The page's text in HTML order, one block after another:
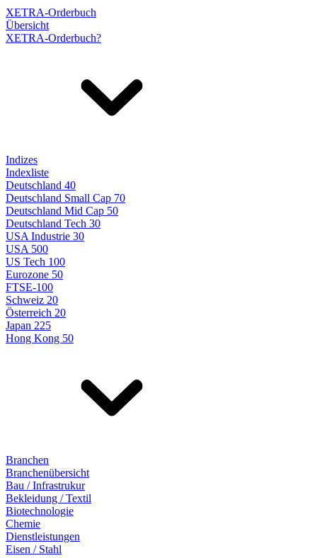
XETRA-Orderbuch
Übersicht
XETRA-Orderbuch?
Indizes
Indexliste
Deutschland 40
Deutschland Small Cap 70
Deutschland Mid Cap 50
Deutschland Tech 30
USA Industrie 30
USA 500
US Tech 100
Eurozone 50
FTSE-100
Schweiz 20
Österreich 20
Japan 225
Hong Kong 50
Branchen
Branchenübersicht
Bau / Infrastrukur
Bekleidung / Textil
Biotechnologie
Chemie
Dienstleistungen
Eisen / Stahl